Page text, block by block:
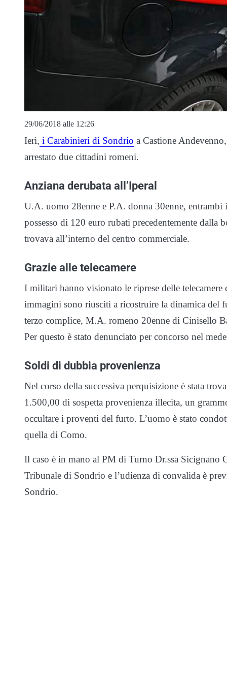
29/06/2018 alle 12:26
Ieri, i Carabinieri di Sondrio a Castione
arrestato due cittadini romeni.
Anziana derubata all’Iperal
U.A. uomo 28enne e P.A. donna 30enne,
possesso di 120 euro rubati precedentemente dalla
trovava all’interno del centro commerciale.
Grazie alle telecamere
I militari hanno visionato le riprese delle
immagini sono riusciti a ricostruire la dinamica del
terzo complice, M.A. romeno 20enne di Cinisello
Per questo è stato denunciato per concorso nel
Soldi di dubbia provenienza
Nel corso della successiva perquisizione è stata
1.500,00 di sospetta provenienza illecita, un
occultare i proventi del furto. L’uomo è stato
quella di Como.
Il caso è in mano al PM di Turno Dr.ssa Sicignano
Tribunale di Sondrio e l’udienza di convalida è
Sondrio.